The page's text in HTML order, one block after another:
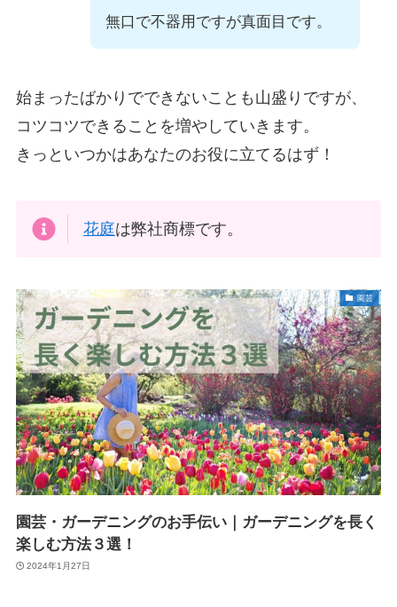
無口で不器用ですが真面目です。
始まったばかりでできないことも山盛りですが、
コツコツできることを増やしていきます。
きっといつかはあなたのお役に立てるはず！
花庭は弊社商標です。
園芸
園芸・ガーデニングのお手伝い｜ガーデニングを長く
楽しむ方法３選！
2024年1月27日